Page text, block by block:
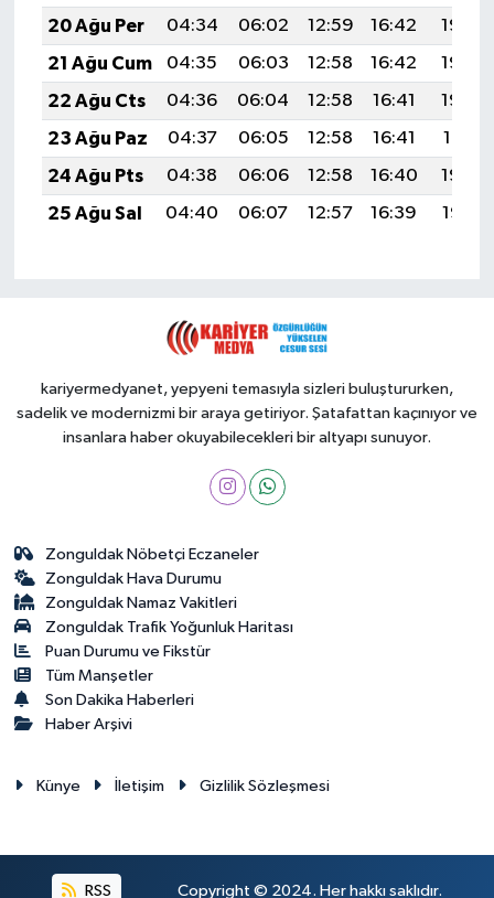
20 Ağu Per
04:34 06:02 12:59 16:42
19:45
21 Ağu Cum
04:35 06:03 12:58 16:42
19:43
22 Ağu Cts
04:36 06:04 12:58 16:41
19:42
23 Ağu Paz
04:37 06:05 12:58 16:41
19:41
24 Ağu Pts
04:38 06:06 12:58 16:40
19:39
25 Ağu Sal
04:40 06:07 12:57 16:39 19:38
kariyermedyanet, yepyeni temasıyla sizleri buluştururken,
sadelik ve modernizmi bir araya getiriyor. Şatafattan kaçınıyor ve
insanlara haber okuyabilecekleri bir altyapı sunuyor.
Zonguldak Nöbetçi Eczaneler
Zonguldak Hava Durumu
Zonguldak Namaz Vakitleri
Zonguldak Trafik Yoğunluk Haritası
Puan Durumu ve Fikstür
Tüm Manşetler
Son Dakika Haberleri
Haber Arşivi
Künye İletişim Gizlilik Sözleşmesi
RSS Copyright © 2024. Her hakkı saklıdır.